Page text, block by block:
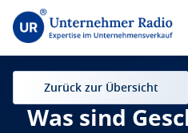
Zurück zur Übersicht
Was sind